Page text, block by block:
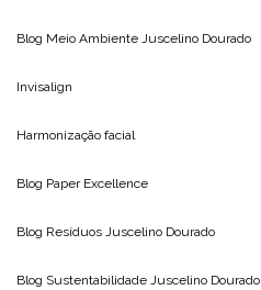
Blog Meio Ambiente Juscelino Dourado
Invisalign
Harmonização facial
Blog Paper Excellence
Blog Resíduos Juscelino Dourado
Blog Sustentabilidade Juscelino Dourado